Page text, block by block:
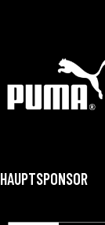
HAUPTSPONSOR